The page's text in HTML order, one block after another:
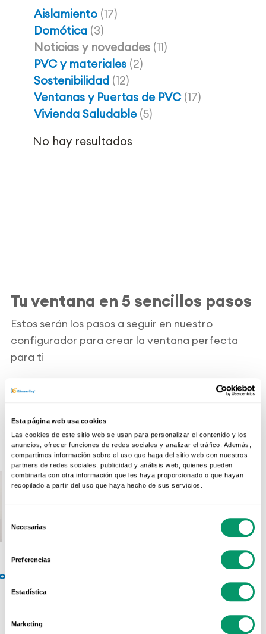
Esta página web usa cookies
Las cookies de este sitio web se usan para personalizar el contenido y los
anuncios, ofrecer funciones de redes sociales y analizar el tráfico. Además,
compartimos información sobre el uso que haga del sitio web con nuestros
partners de redes sociales, publicidad y análisis web, quienes pueden
combinarla con otra información que les haya proporcionado o que hayan
recopilado a partir del uso que haya hecho de sus servicios.
Necesarias
Preferencias
Estadística
Marketing
Aislamiento (17)
Domótica (3)
Noticias y novedades (11)
PVC y materiales (2)
Sostenibilidad (12)
Ventanas y Puertas de PVC (17)
Vivienda Saludable (5)
No hay resultados
Tu ventana en 5 sencillos pasos
Estos serán los pasos a seguir en nuestro
configurador para crear la ventana perfecta
para ti
Configurar mi ventana